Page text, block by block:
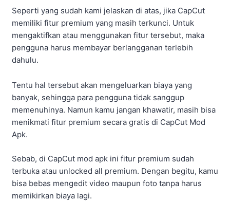
Seperti yang sudah kami jelaskan di atas, jika CapCut
memiliki fitur premium yang masih terkunci. Untuk
mengaktifkan atau menggunakan fitur tersebut, maka
pengguna harus membayar berlangganan terlebih
dahulu.
Tentu hal tersebut akan mengeluarkan biaya yang
banyak, sehingga para pengguna tidak sanggup
memenuhinya. Namun kamu jangan khawatir, masih bisa
menikmati fitur premium secara gratis di CapCut Mod
Apk.
Sebab, di CapCut mod apk ini fitur premium sudah
terbuka atau unlocked all premium. Dengan begitu, kamu
bisa bebas mengedit video maupun foto tanpa harus
memikirkan biaya lagi.